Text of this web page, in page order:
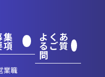
集
項
業職
よくあ
るご質
問